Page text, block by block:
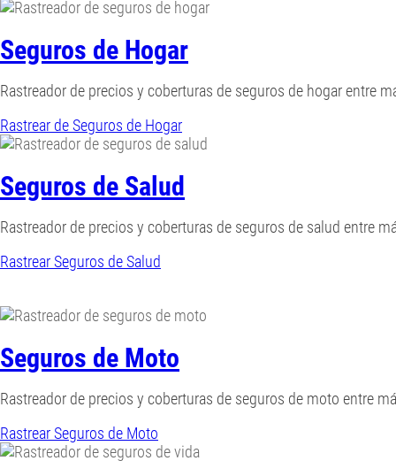
Seguros de Hogar
Rastreador de precios y coberturas de seguros de hogar entre
Rastrear de Seguros de Hogar
Seguros de Salud
Rastreador de precios y coberturas de seguros de salud entre
Rastrear Seguros de Salud
Seguros de Moto
Rastreador de precios y coberturas de seguros de moto entre
Rastrear Seguros de Moto